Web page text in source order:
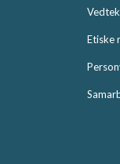
Etiske